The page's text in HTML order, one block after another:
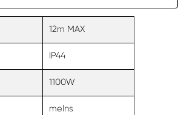
12m MAX
IP44
1100W
melns